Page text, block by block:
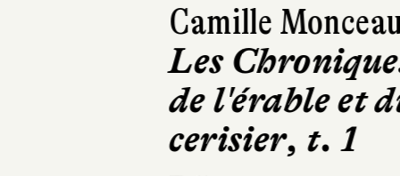
Camille
Les
de l'érable et
cerisier, t. 1